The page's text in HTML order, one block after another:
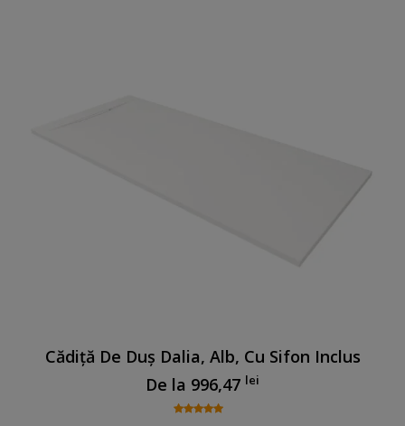
Cădiță De Duș Dalia, Alb, Cu Sifon Inclus
De la 996,47 lei